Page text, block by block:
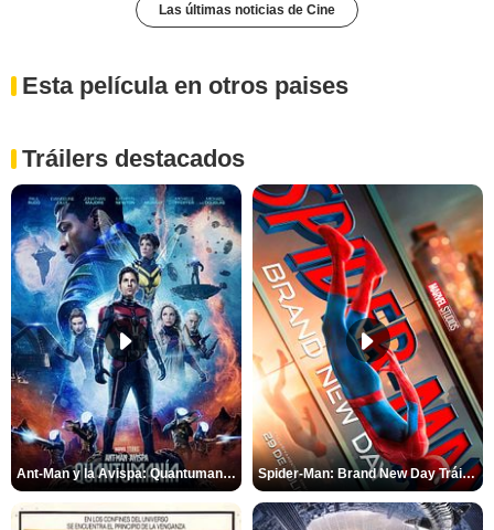
Las últimas noticias de Cine
Esta película en otros paises
Tráilers destacados
Ant-Man y la Avispa: Quantumanía Tráiler (2) Spider-Man: Brand New Day Tráiler (3)